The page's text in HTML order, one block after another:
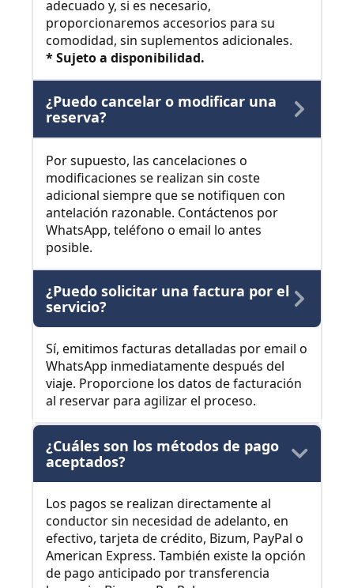
adecuado y, si es necesario,
proporcionaremos accesorios para su
comodidad, sin suplementos adicionales.
* Sujeto a disponibilidad.
¿Puedo cancelar o modificar una
reserva?
Por supuesto, las cancelaciones o
modificaciones se realizan sin coste
adicional siempre que se notifiquen con
antelación razonable. Contáctenos por
WhatsApp, teléfono o email lo antes
posible.
¿Puedo solicitar una factura por el
servicio?
Sí, emitimos facturas detalladas por email o
WhatsApp inmediatamente después del
viaje. Proporcione los datos de facturación
al reservar para agilizar el proceso.
¿Cuáles son los métodos de pago
aceptados?
Los pagos se realizan directamente al
conductor sin necesidad de adelanto, en
efectivo, tarjeta de crédito, Bizum, PayPal o
American Express. También existe la opción
de pago anticipado por transferencia